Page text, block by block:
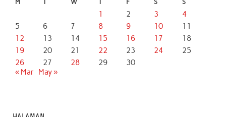
M W F S S
1 2 3
4
5
6 7 8 9 10
11
12
13 14 15 16 17
18
19
20 21 22 23 24
25
26
27 28 29
30
« Mar
May »